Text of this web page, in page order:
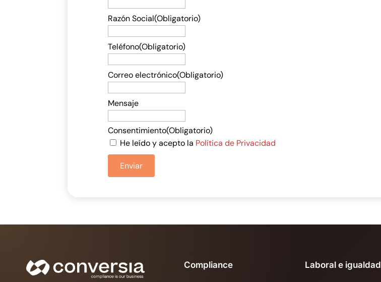
Razón Social(Obligatorio)
Teléfono(Obligatorio)
Correo electrónico(Obligatorio)
Mensaje
Consentimiento(Obligatorio)
He leído y acepto la Política de Privacidad
Compliance Laboral e igualdad